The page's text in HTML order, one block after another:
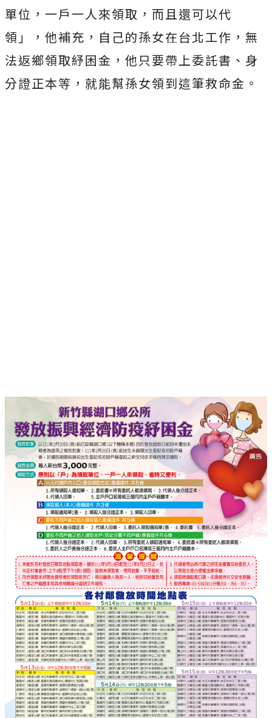
單位，一戶一人來領取，而且還可以代
領」，他補充，自己的孫女在台北工作，無
法返鄉領取紓困金，他只要帶上委託書、身
分證正本等，就能幫孫女領到這筆救命金。